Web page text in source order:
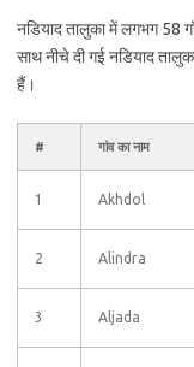
नडियाद तालुका में लगभग 58
साथ नीचे दी गई नडियाद
हैं।
# गांव का नाम
1 Akhdol
2 Alindra
3 Aljada